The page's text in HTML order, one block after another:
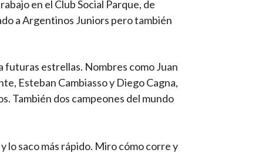
en el Club Social Parque, de
a Argentinos Juniors pero también
futuras estrellas. Nombres como Juan
Esteban Cambiasso y Diego Cagna,
También dos campeones del mundo
lo saco más rápido. Miro cómo corre y